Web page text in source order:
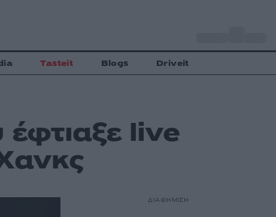
Tasteit Blogs Driveit
έφτιαξε live
ΔΙΑΦΗΜΙΣΗ